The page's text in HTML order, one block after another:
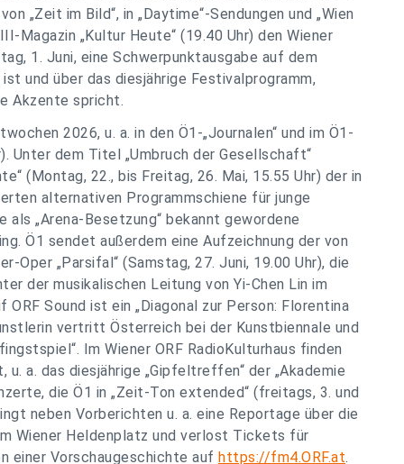
„Zeit im Bild“, in „Daytime“-Sendungen und „Wien
Magazin „Kultur Heute“ (19.40 Uhr) den Wiener
1. Juni, eine Schwerpunktausgabe auf dem
und über das diesjährige Festivalprogramm,
Akzente spricht.
2026, u. a. in den Ö1-„Journalen“ und im Ö1-
Unter dem Titel „Umbruch der Gesellschaft“
(Montag, 22., bis Freitag, 26. Mai, 15.55 Uhr) der in
alternativen Programmschiene für junge
als „Arena-Besetzung“ bekannt gewordene
Ö1 sendet außerdem eine Aufzeichnung der von
Oper „Parsifal“ (Samstag, 27. Juni, 19.00 Uhr), die
der musikalischen Leitung von Yi-Chen Lin im
Sound ist ein „Diagonal zur Person: Florentina
vertritt Österreich bei der Kunstbiennale und
Im Wiener ORF RadioKulturhaus finden
a. das diesjährige „Gipfeltreffen“ der „Akademie
die Ö1 in „Zeit-Ton extended“ (freitags, 3. und
neben Vorberichten u. a. eine Reportage über die
Wiener Heldenplatz und verlost Tickets für
einer Vorschaugeschichte auf https://fm4.ORF.at.